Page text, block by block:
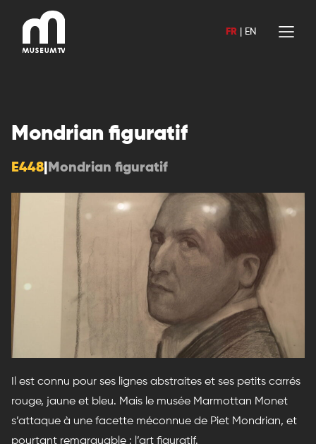
contenu
FR EN
Mondrian figuratif
E448 Mondrian figuratif
Il est connu pour ses lignes abstraites et ses petits carrés
rouge, jaune et bleu. Mais le musée Marmottan Monet
s’attaque à une facette méconnue de Piet Mondrian, et
pourtant remarquable : l’art figuratif.